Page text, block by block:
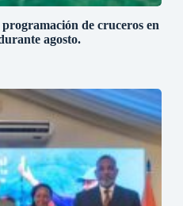
de cruceros en
agosto.